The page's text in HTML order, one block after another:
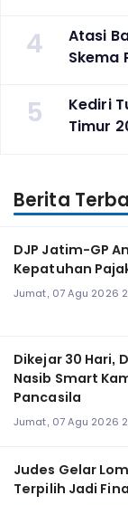
4
Atasi
Skema
5
Kediri
Timur
Berita
DJP Jatim-GP
Kepatuhan
Jumat, 07 Agu 2026
Dikejar 30 Hari,
Nasib Smart
Pancasila
Jumat, 07 Agu 2026
Judes Gelar
Terpilih Jadi